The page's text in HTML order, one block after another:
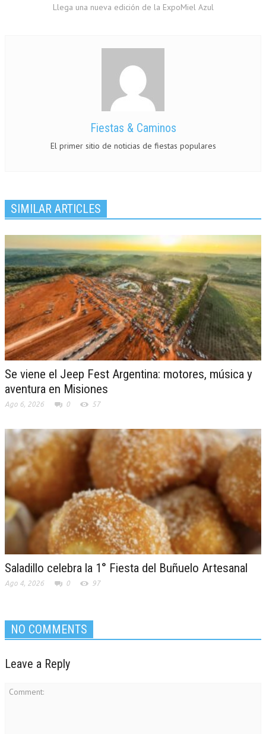
Llega una nueva edición de la ExpoMiel Azul
Fiestas & Caminos
El primer sitio de noticias de fiestas populares
SIMILAR ARTICLES
Se viene el Jeep Fest Argentina: motores, música y
aventura en Misiones
Ago 6, 2026 0 57
Saladillo celebra la 1° Fiesta del Buñuelo Artesanal
Ago 4, 2026 0 97
NO COMMENTS
Leave a Reply